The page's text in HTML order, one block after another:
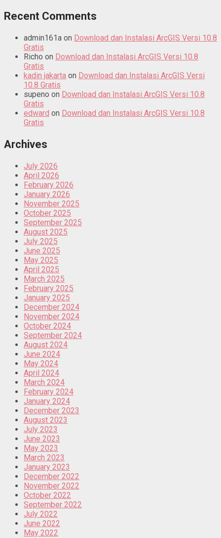
Recent Comments
admin161a on Download dan Instalasi ArcGIS Versi 10.8
Gratis
Richo on Download dan Instalasi ArcGIS Versi 10.8
Gratis
kadin jakarta on Download dan Instalasi ArcGIS Versi
10.8 Gratis
supeno on Download dan Instalasi ArcGIS Versi 10.8
Gratis
edward on Download dan Instalasi ArcGIS Versi 10.8
Gratis
Archives
July 2026
April 2026
February 2026
January 2026
November 2025
October 2025
September 2025
August 2025
July 2025
June 2025
May 2025
April 2025
March 2025
February 2025
January 2025
December 2024
November 2024
October 2024
September 2024
August 2024
June 2024
May 2024
April 2024
March 2024
February 2024
January 2024
December 2023
August 2023
July 2023
June 2023
May 2023
March 2023
January 2023
December 2022
November 2022
October 2022
September 2022
July 2022
June 2022
May 2022